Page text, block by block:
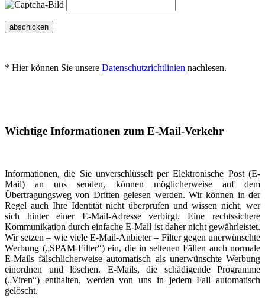
abschicken
* Hier können Sie unsere Datenschutzrichtlinien nachlesen.
Wichtige Informationen zum E-Mail-Verkehr
Informationen, die Sie unverschlüsselt per Elektronische Post (E-
Mail) an uns senden, können möglicherweise auf dem
Übertragungsweg von Dritten gelesen werden. Wir können in der
Regel auch Ihre Identität nicht überprüfen und wissen nicht, wer
sich hinter einer E-Mail-Adresse verbirgt. Eine rechtssichere
Kommunikation durch einfache E-Mail ist daher nicht gewährleistet.
Wir setzen – wie viele E-Mail-Anbieter – Filter gegen unerwünschte
Werbung („SPAM-Filter“) ein, die in seltenen Fällen auch normale
E-Mails fälschlicherweise automatisch als unerwünschte Werbung
einordnen und löschen. E-Mails, die schädigende Programme
(„Viren“) enthalten, werden von uns in jedem Fall automatisch
gelöscht.